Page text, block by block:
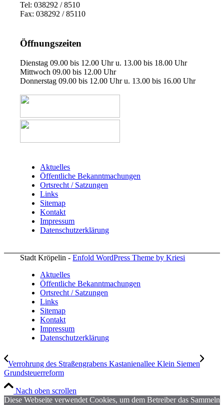
Tel: 038292 / 8510
Fax: 038292 / 85110
Öffnungszeiten
Dienstag 09.00 bis 12.00 Uhr u. 13.00 bis 18.00 Uhr
Mittwoch 09.00 bis 12.00 Uhr
Donnerstag 09.00 bis 12.00 Uhr u. 13.00 bis 16.00 Uhr
Aktuelles
Öffentliche Bekanntmachungen
Ortsrecht / Satzungen
Links
Sitemap
Kontakt
Impressum
Datenschutzerklärung
Stadt Kröpelin -Enfold WordPress Theme by Kriesi
Aktuelles
Öffentliche Bekanntmachungen
Ortsrecht / Satzungen
Links
Sitemap
Kontakt
Impressum
Datenschutzerklärung
Verrohrung des Straßengrabens Kastanienallee Klein Siemen
Grundsteuerreform
Nach oben scrollen
Diese Webseite verwendet Cookies, um dem Betreiber das Sammeln